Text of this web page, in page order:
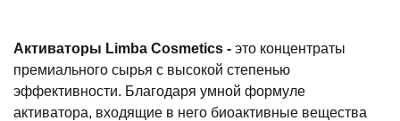
Активаторы Limba Cosmetics - это концентраты
премиального сырья с высокой степенью
эффективности. Благодаря умной формуле
активатора, входящие в него биоактивные вещества